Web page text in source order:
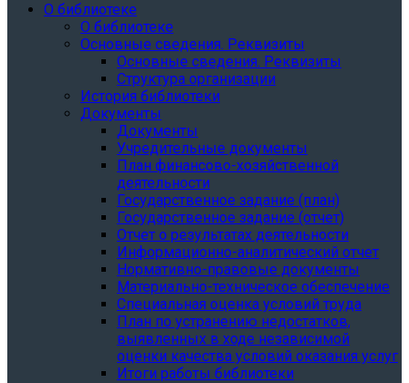
О библиотеке
О библиотеке
Основные сведения. Реквизиты
Основные сведения. Реквизиты
Структура организации
История библиотеки
Документы
Документы
Учредительные документы
План финансово-хозяйственной
деятельности
Государственное задание (план)
Государственное задание (отчет)
Отчет о результатах деятельности
Информационно-аналитический отчет
Нормативно-правовые документы
Материально-техническое обеспечение
Специальная оценка условий труда
План по устранению недостатков,
выявленных в ходе независимой
оценки качества условий оказания услуг
Итоги работы библиотеки